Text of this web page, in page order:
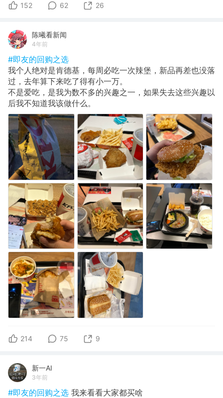
152 62 26
陈曦看新闻
4年前
#即友的回购之选
我个人绝对是肯德基，每周必吃一次辣堡，新品再差也没落
过，去年算下来吃了得有小一万。
不是爱吃，是我为数不多的兴趣之一，如果失去这些兴趣以
后我不知道我该做什么。
214 75 9
新一AI
3年前
#即友的回购之选 我来看看大家都买啥